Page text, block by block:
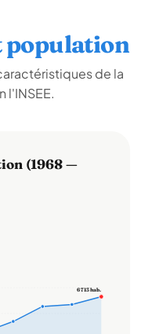
population
de la
l'INSEE.
(1968 —
6 713 hab.